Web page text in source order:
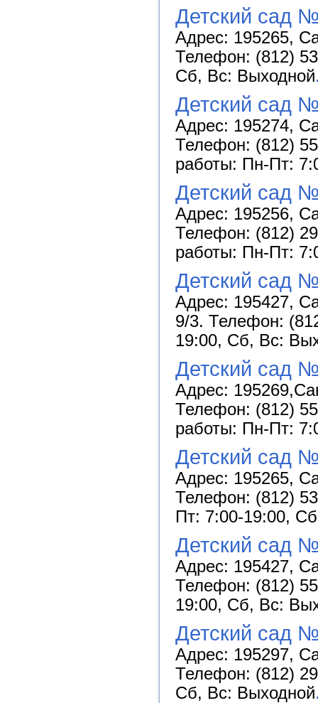
Детский сад
Адрес: 195265,
Телефон: (812)
Сб, Вс: Выходной
Детский сад
Адрес: 195274,
Телефон: (812)
работы: Пн-Пт:
Детский сад
Адрес: 195256,
Телефон: (812)
работы: Пн-Пт:
Детский сад
Адрес: 195427,
9/3. Телефон:
19:00, Сб, Вс:
Детский сад
Адрес:
Телефон: (812)
работы: Пн-Пт:
Детский сад
Адрес: 195265,
Телефон: (812)
Пт: 7:00-19:00,
Детский сад
Адрес: 195427,
Телефон: (812)
19:00, Сб, Вс:
Детский сад
Адрес: 195297,
Телефон: (812)
Сб, Вс: Выходной